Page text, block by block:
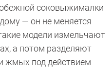
соковыжималки
— он не меняется
модели измельчают
а потом разделяют
жмых под действием